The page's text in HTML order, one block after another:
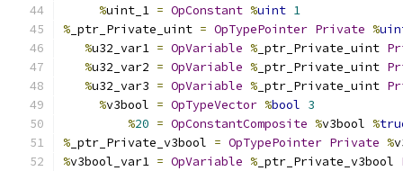
%uint_1 = OpConstant %uint 1
% _ptr_Private_uint = OpTypePointer Private %
%u32_var1 = OpVariable % _ptr_Private_uint
%u32_var2 = OpVariable % _ptr_Private_uint
%u32_var3 = OpVariable % _ptr_Private_uint
%v3bool = OpTypeVector %bool 3
%20 = OpConstantComposite %v3bool %
% _ptr_Private_v3bool = OpTypePointer Private %
%v3bool_var1 = OpVariable % _ptr_Private_v3bool